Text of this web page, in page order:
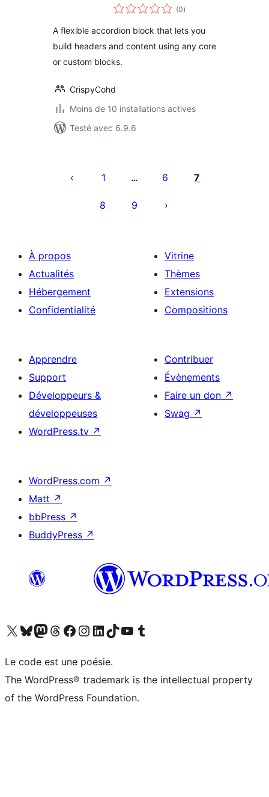
Accordion Block
(0notes
en
)
A flexible accordion block that lets you
build headers and content using any core
or custom blocks.
CrispyCohd
Moins de 10 installations actives
Testé avec 6.9.6
des
1 … 6 7
8 9
À propos
Actualités
Hébergement
Confidentialité
Vitrine
Thèmes
Extensions
Compositions
Apprendre
Support
Développeurs &
développeuses
WordPress.tv ↗
Contribuer
Évènements
Faire un don ↗
Swag ↗
WordPress.com ↗
Matt ↗
bbPress ↗
BuddyPress ↗
Visitez notre compte X (précédemment Twitter)
Visiter notre compte Bluesky
Visiter notre compte Mastodon
Visiter notre compte Threads
Consulter notre compte Facebook
Consulter notre compte Instagram
Consulter notre compte LinkedIn
Visiter notre compte TokTok
Visiter notre chaîne YouTube
Visiter notre compte Tumblr
Le code est une poésie.
The WordPress® trademark is the intellectual property
of the WordPress Foundation.